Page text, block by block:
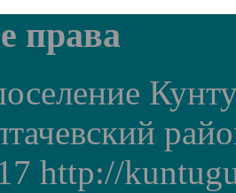
права
http://